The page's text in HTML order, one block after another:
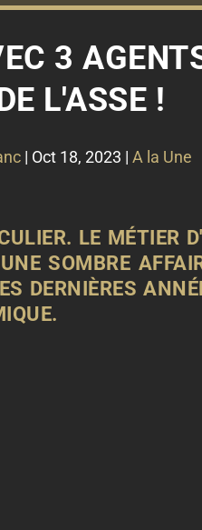
3
L'ASSE !
| Oct 18, 2023 | A la Une
LE MÉTIER
SOMBRE
DERNIÈRES